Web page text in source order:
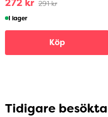
272 kr 291 kr
I lager
Köp
Tidigare besökta